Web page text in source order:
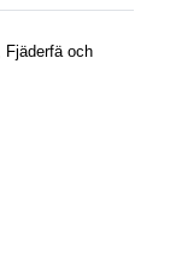
Fjäderfä och